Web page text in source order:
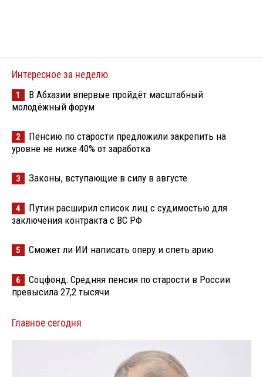
Интересное за неделю
1
В Абхазии впервые пройдёт масштабный
молодёжный форум
2
Пенсию по старости предложили закрепить на
уровне не ниже 40% от заработка
3 Законы, вступающие в силу в августе
4
Путин расширил список лиц с судимостью для
заключения контракта с ВС РФ
5 Сможет ли ИИ написать оперу и спеть арию
6
Соцфонд: Средняя пенсия по старости в России
превысила 27,2 тысячи
Главное сегодня